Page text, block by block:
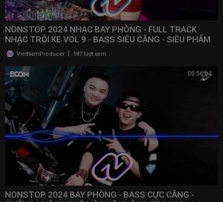
NONSTOP 2024 NHẠC BAY PHÒNG - FULL TRACK
NHẠC TRÔI KE VOL 9 - BASS SIÊU CĂNG - SIÊU PHẨM
PHÒNG BAY
VietNamProducer 187 lượt xem
00:56:04
NONSTOP 2024 BAY PHÒNG - BASS CỰC CĂNG -